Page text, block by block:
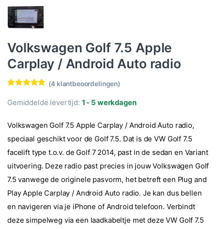
Volkswagen Golf 7.5 Apple
Carplay / Android Auto radio
4.75
op 5
gebaseerd
elingen
(4klantbeoordelingen)
Gemiddelde levertijd: 1 - 5 werkdagen
Volkswagen Golf 7.5 Apple Carplay / Android Auto radio,
speciaal geschikt voor de Golf 7.5. Dat is de VW Golf 7.5
facelift type t.o.v. de Golf 7 2014, past in de sedan en Variant
uitvoering. Deze radio past precies in jouw Volkswagen Golf
7.5 vanwege de originele pasvorm, het betreft een Plug and
Play Apple Carplay / Android Auto radio. Je kan dus bellen
en navigeren via je iPhone of Android telefoon. Verbindt
deze simpelweg via een laadkabeltje met deze VW Golf 7.5